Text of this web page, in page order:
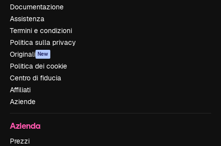
Documentazione
Assistenza
Termini e condizioni
Politica sulla privacy
Originali New
Politica dei cookie
Centro di fiducia
Affiliati
Aziende
Azienda
Prezzi